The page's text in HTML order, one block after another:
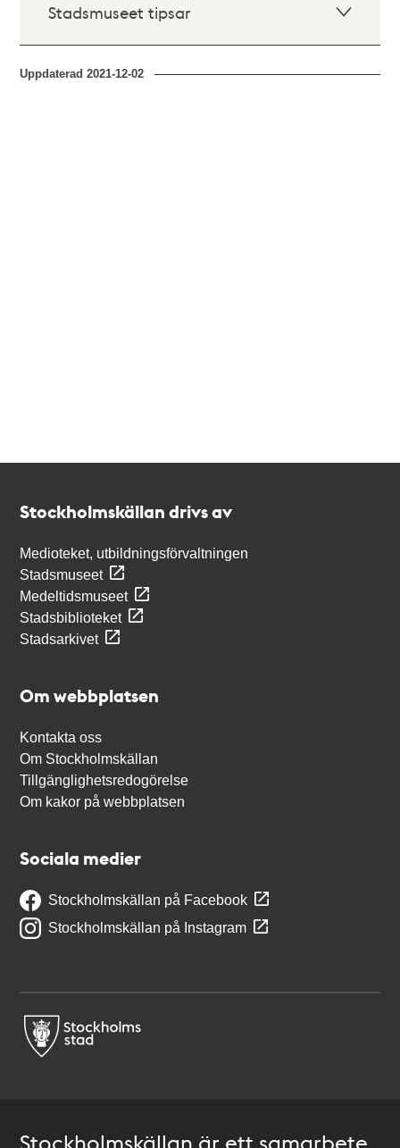
Stadsmuseet tipsar
Uppdaterad2021-12-02
Stockholmskällan drivs av
Medioteket, utbildningsförvaltningen
Stadsmuseet
Medeltidsmuseet
Stadsbiblioteket
Stadsarkivet
Om webbplatsen
Kontakta oss
Om Stockholmskällan
Tillgänglighetsredogörelse
Om kakor på webbplatsen
Sociala medier
Stockholmskällan på Facebook
Stockholmskällan på Instagram
Stockholmskällan är ett samarbete